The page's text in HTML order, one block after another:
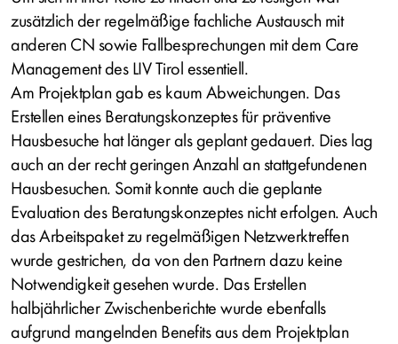
zusätzlich der regelmäßige fachliche Austausch mit
anderen CN sowie Fallbesprechungen mit dem Care
Management des LIV Tirol essentiell.
Am Projektplan gab es kaum Abweichungen. Das
Erstellen eines Beratungskonzeptes für präventive
Hausbesuche hat länger als geplant gedauert. Dies lag
auch an der recht geringen Anzahl an stattgefundenen
Hausbesuchen. Somit konnte auch die geplante
Evaluation des Beratungskonzeptes nicht erfolgen. Auch
das Arbeitspaket zu regelmäßigen Netzwerktreffen
wurde gestrichen, da von den Partnern dazu keine
Notwendigkeit gesehen wurde. Das Erstellen
halbjährlicher Zwischenberichte wurde ebenfalls
aufgrund mangelnden Benefits aus dem Projektplan